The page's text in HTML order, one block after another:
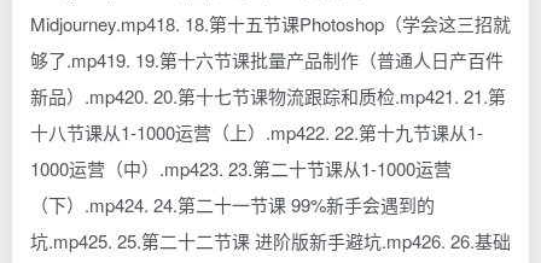
Midjourney.mp418. 18.第十五节课Photoshop（学会这三招就
够了.mp419. 19.第十六节课批量产品制作（普通人日产百件
新品）.mp420. 20.第十七节课物流跟踪和质检.mp421. 21.第
十八节课从1-1000运营（上）.mp422. 22.第十九节课从1-
1000运营（中）.mp423. 23.第二十节课从1-1000运营
（下）.mp424. 24.第二十一节课 99%新手会遇到的
坑.mp425. 25.第二十二节课 进阶版新手避坑.mp426. 26.基础